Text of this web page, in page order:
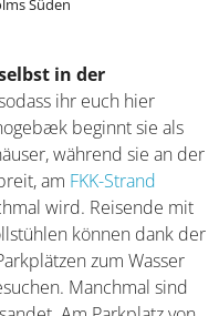
Süden
in der
ihr euch hier
beginnt sie als
während sie an
breit, amFKK-Strand
wird. Reisende